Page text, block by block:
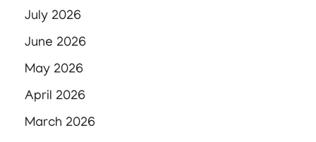
July 2026
June 2026
May 2026
April 2026
March 2026